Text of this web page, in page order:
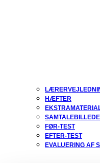
HÆFTER
FØR-TEST
EFTER-TEST
EVALUERING AF